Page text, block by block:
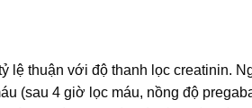
lệ thuận với độ thanh lọc creatinin.
(sau 4 giờ lọc máu, nồng độ